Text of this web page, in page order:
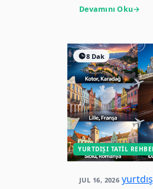
Devamını Oku
8 Dak
YURTDIŞI TATIL
JUL 16, 2026